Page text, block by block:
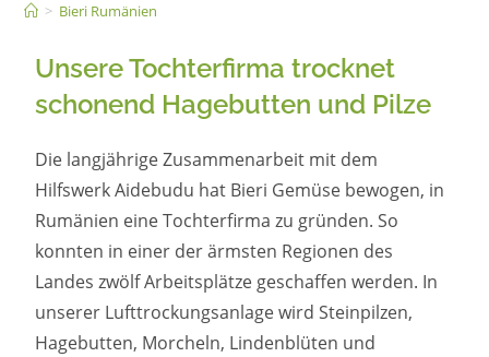
> Bieri Rumänien
Unsere Tochterfirma trocknet
schonend Hagebutten und Pilze
Die langjährige Zusammenarbeit mit dem
Hilfswerk Aidebudu hat Bieri Gemüse bewogen, in
Rumänien eine Tochterfirma zu gründen. So
konnten in einer der ärmsten Regionen des
Landes zwölf Arbeitsplätze geschaffen werden. In
unserer Lufttrockungsanlage wird Steinpilzen,
Hagebutten, Morcheln, Lindenblüten und